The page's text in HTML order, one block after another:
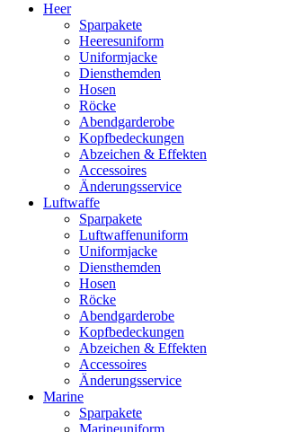
Heer
Sparpakete
Heeresuniform
Uniformjacke
Diensthemden
Hosen
Röcke
Abendgarderobe
Kopfbedeckungen
Abzeichen & Effekten
Accessoires
Änderungsservice
Luftwaffe
Sparpakete
Luftwaffenuniform
Uniformjacke
Diensthemden
Hosen
Röcke
Abendgarderobe
Kopfbedeckungen
Abzeichen & Effekten
Accessoires
Änderungsservice
Marine
Sparpakete
Marineuniform